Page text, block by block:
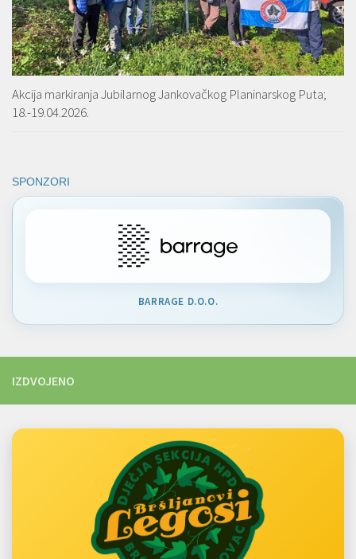
Akcija markiranja Jubilarnog Jankovačkog Planinarskog Puta;
18.-19.04.2026.
SPONZORI
BARRAGE D.O.O.
IZDVOJENO